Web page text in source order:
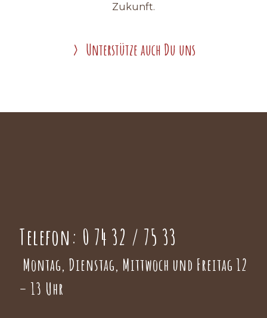
Zukunft.
Unterstütze auch Du uns
Telefon: 0 74 32 / 75 33
Montag, Dienstag, Mittwoch und Freitag 12
– 13 Uhr